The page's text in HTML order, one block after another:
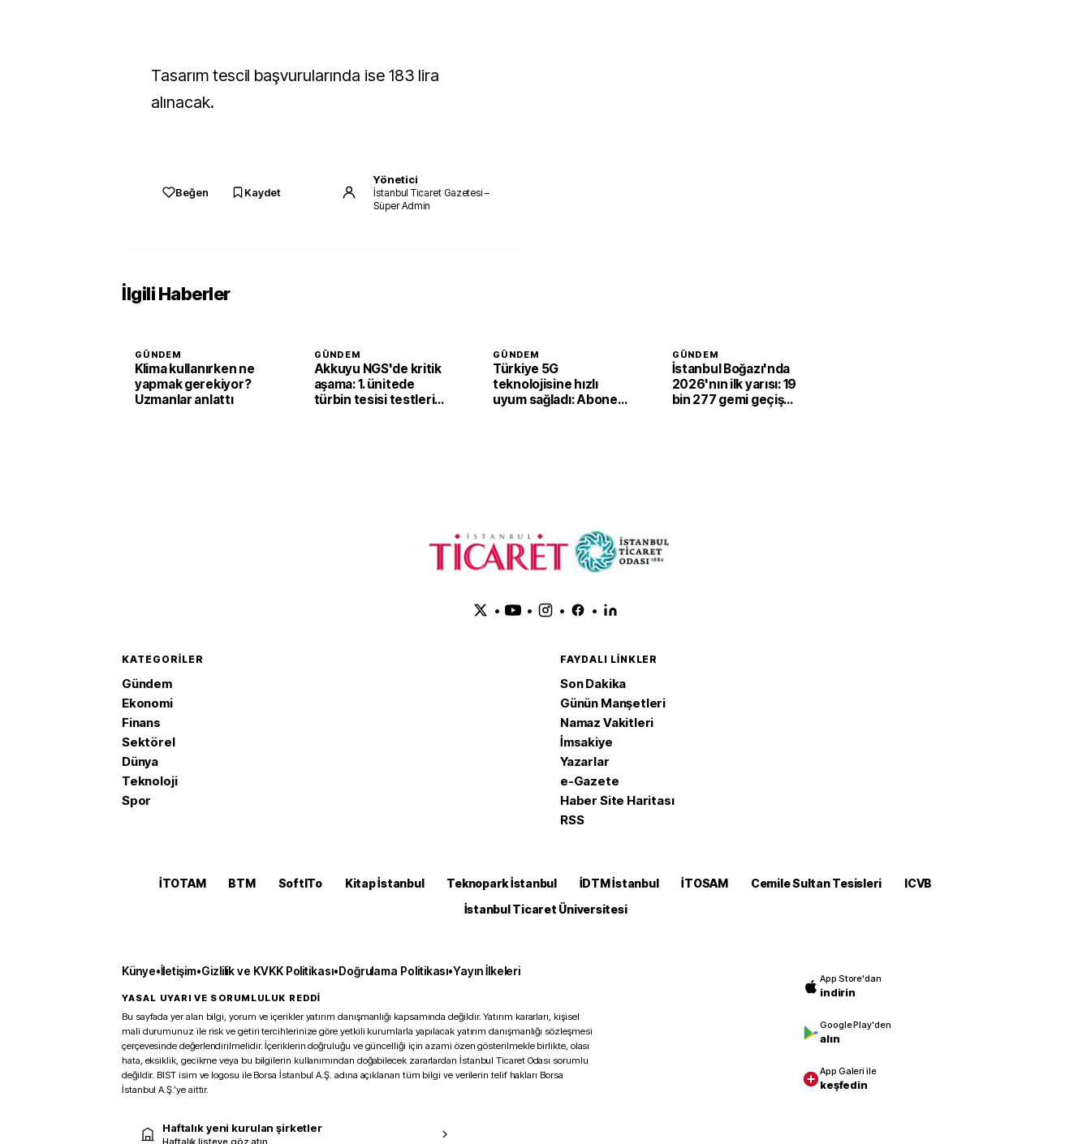
Tasarım tescil başvurularında ise 183 lira
alınacak.
Beğen Kaydet
Yönetici
İstanbul Ticaret Gazetesi –
Süper Admin
İlgili Haberler
GÜNDEM
Klima kullanırken ne
yapmak gerekiyor?
Uzmanlar anlattı
GÜNDEM
Akkuyu NGS'de kritik
aşama: 1. ünitede
türbin tesisi testleri
GÜNDEM
Türkiye 5G
teknolojisine hızlı
uyum sağladı: Abone
GÜNDEM
İstanbul Boğazı'nda
2026'nın ilk yarısı: 19
bin 277 gemi geçiş
• • • •
KATEGORILER
Gündem
Ekonomi
Finans
Sektörel
Dünya
Teknoloji
Spor
FAYDALI LINKLER
Son Dakika
Günün Manşetleri
Namaz Vakitleri
İmsakiye
Yazarlar
e-Gazete
Haber Site Haritası
RSS
İTOTAM BTM SoftITo Kitap İstanbul Teknopark İstanbul İDTM İstanbul İTOSAM Cemile Sultan Tesisleri
ICVB
İstanbul Ticaret Üniversitesi
Künye•İletişim•Gizlilik ve KVKK Politikası•Doğrulama Politikası•Yayın İlkeleri
YASAL UYARI VE SORUMLULUK REDDİ
Bu sayfada yer alan bilgi, yorum ve içerikler yatırım danışmanlığı kapsamında değildir. Yatırım kararları, kişisel
mali durumunuz ile risk ve getiri tercihlerinize göre yetkili kurumlarla yapılacak yatırım danışmanlığı sözleşmesi
çerçevesinde değerlendirilmelidir. İçeriklerin doğruluğu ve güncelliği için azami özen gösterilmekle birlikte, olası
hata, eksiklik, gecikme veya bu bilgilerin kullanımından doğabilecek zararlardan İstanbul Ticaret Odası sorumlu
değildir. BIST isim ve logosu ile Borsa İstanbul A.Ş. adına açıklanan tüm bilgi ve verilerin telif hakları Borsa
İstanbul A.Ş.’ye aittir.
Haftalık yeni kurulan şirketler
Haftalık listeye göz atın
App Store'dan
indirin
Google Play'den
alın
App Galeri ile
keşfedin